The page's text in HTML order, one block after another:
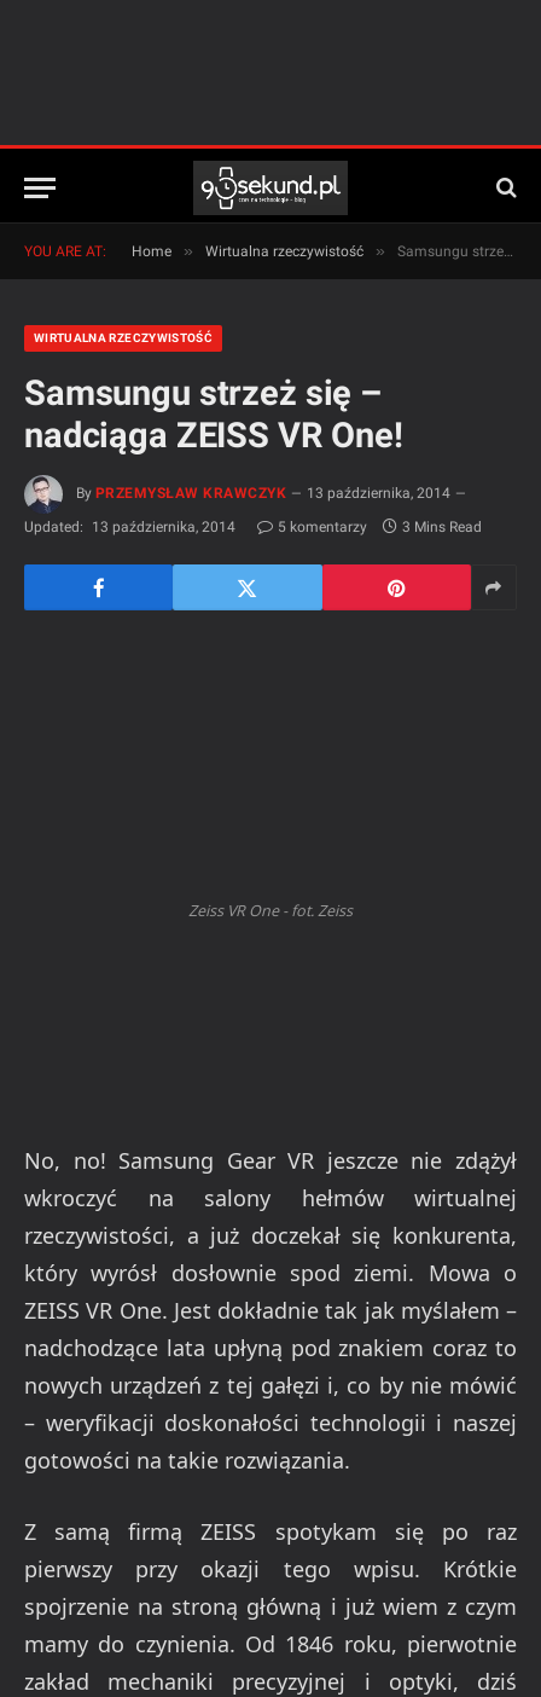
YOU ARE AT: Home » Wirtualna rzeczywistość » Samsungu strzeż się – nadciąga ZEISS VR One!
WIRTUALNA RZECZYWISTOŚĆ
Samsungu strzeż się –
nadciąga ZEISS VR One!
By PRZEMYSŁAW KRAWCZYK
13 października, 2014
Updated:
13 października, 2014 5 komentarzy 3 Mins Read
Zeiss VR One - fot. Zeiss
No, no! Samsung Gear VR jeszcze nie zdążył
wkroczyć na salony hełmów wirtualnej
rzeczywistości, a już doczekał się konkurenta,
który wyrósł dosłownie spod ziemi. Mowa o
ZEISS VR One. Jest dokładnie tak jak myślałem –
nadchodzące lata upłyną pod znakiem coraz to
nowych urządzeń z tej gałęzi i, co by nie mówić
– weryfikacji doskonałości technologii i naszej
gotowości na takie rozwiązania.
Z samą firmą ZEISS spotykam się po raz
pierwszy przy okazji tego wpisu. Krótkie
spojrzenie na stroną główną i już wiem z czym
mamy do czynienia. Od 1846 roku, pierwotnie
zakład mechaniki precyzyjnej i optyki, dziś